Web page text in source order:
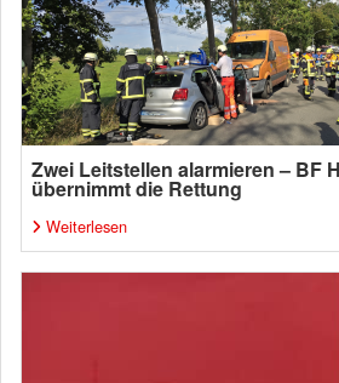
Zwei Leitstellen alarmieren – BF
übernimmt die Rettung
Weiterlesen